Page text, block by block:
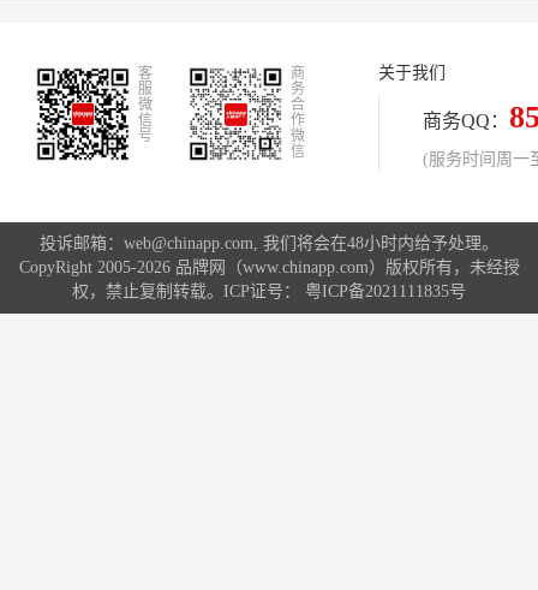
客
服
微
信
号
商
务
合
作
微
信
关于我们
商务QQ：
(服务时间周一
投诉邮箱：web@chinapp.com, 我们将会在48小时内给予处理。
CopyRight 2005-2026 品牌网（www.chinapp.com）版权所有，未经授
权，禁止复制转载。ICP证号： 粤ICP备2021111835号